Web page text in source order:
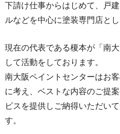
下請け仕事からはじめて、戸
ルなどを中心に塗装専門店と
現在の代表である榎本が「南
して活動をしております。
南大阪ペイントセンターはお
に考え、ベストな内容のご提
ビスを提供しご納得いただい
す。